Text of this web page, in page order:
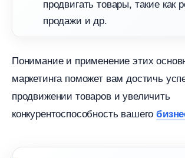
продвигать товары, такие как
продажи и др.
Понимание и применение этих
маркетинга поможет вам достичь
продвижении товаров и увеличить
конкурентоспособность вашего